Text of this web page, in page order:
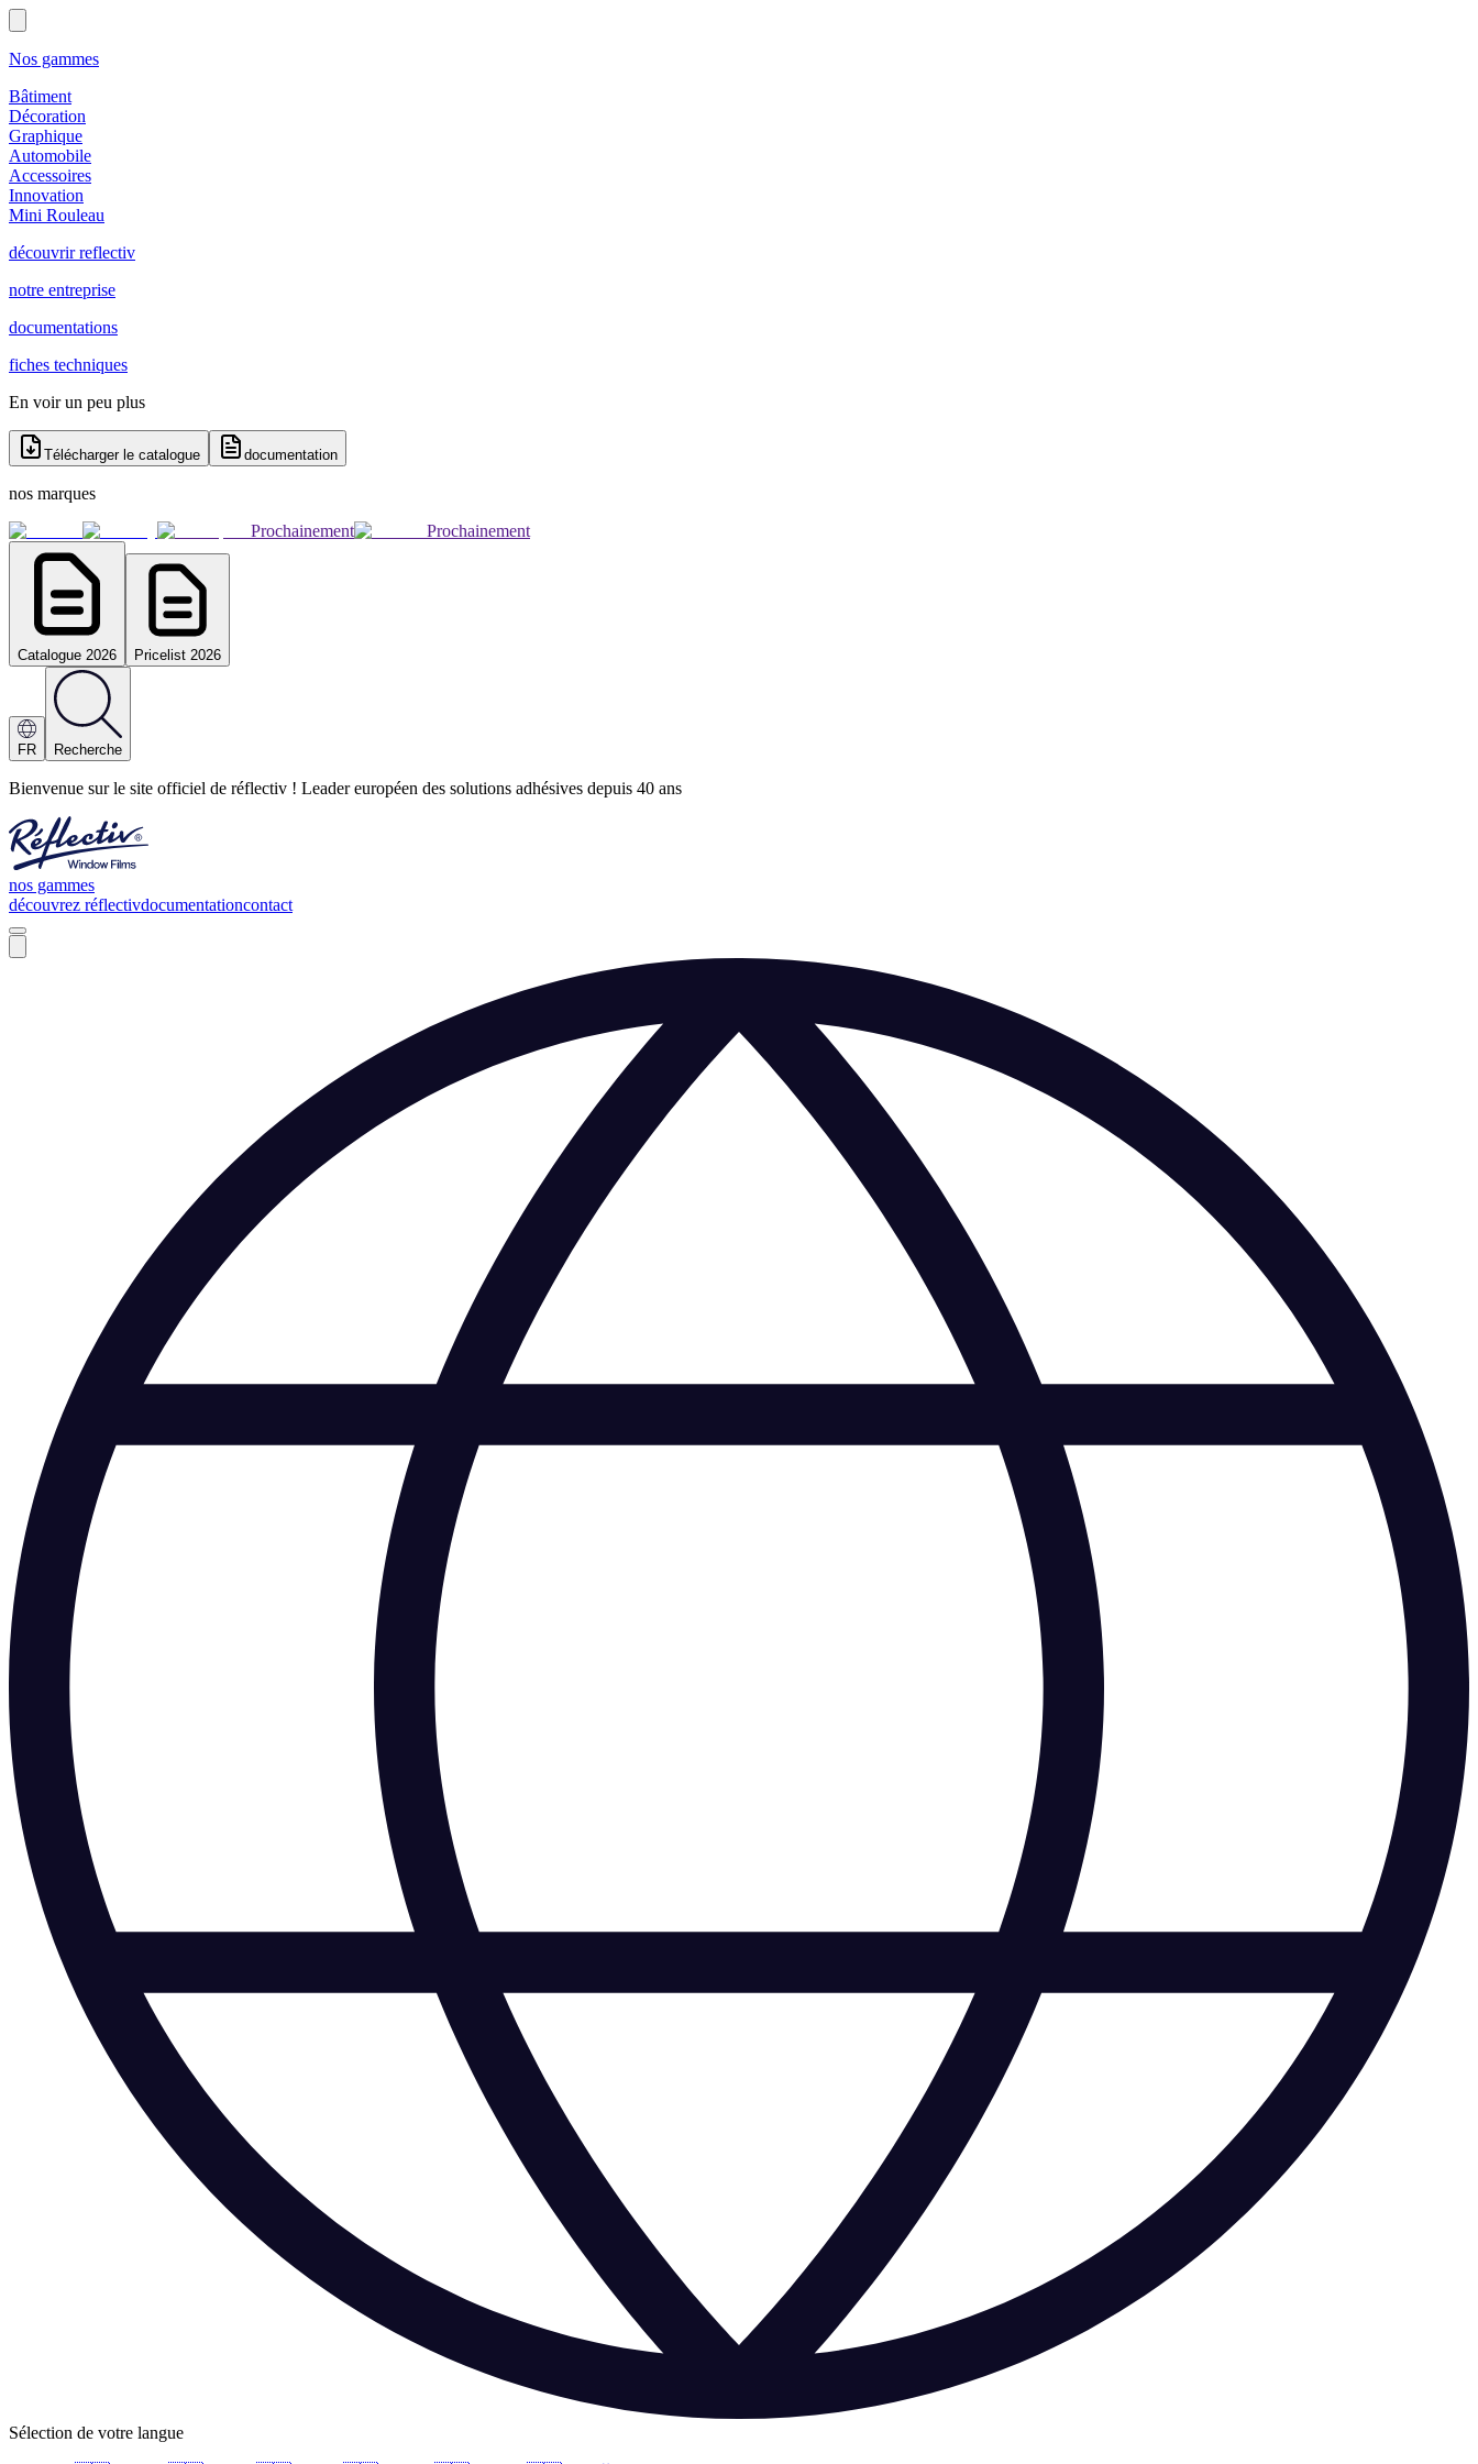
Nos gammes
Bâtiment
Décoration
Graphique
Automobile
Accessoires
Innovation
Mini Rouleau
découvrir reflectiv
notre entreprise
documentations
fiches techniques
En voir un peu plus
Télécharger le catalogue documentation
nos marques
Prochainement
Prochainement
Catalogue 2026 Pricelist 2026
FR Recherche
Bienvenue sur le site officiel de réflectiv ! Leader européen des solutions adhésives depuis 40 ans
nos gammes
découvrez réflectivdocumentationcontact
Sélection de votre langue